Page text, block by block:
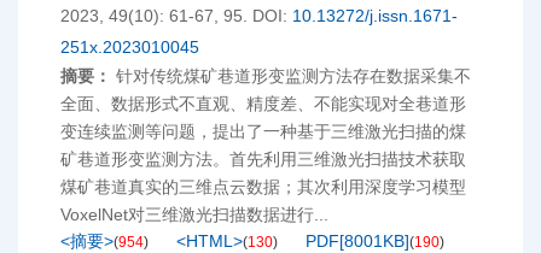
2023, 49(10): 61-67, 95.
DOI: 10.13272/j.issn.1671-
251x.2023010045
摘要： 针对传统煤矿巷道形变监测方法存在数据采集不
全面、数据形式不直观、精度差、不能实现对全巷道形
变连续监测等问题，提出了一种基于三维激光扫描的煤
矿巷道形变监测方法。首先利用三维激光扫描技术获取
煤矿巷道真实的三维点云数据；其次利用深度学习模型
VoxelNet对三维激光扫描数据进行...
<摘要>(954) <HTML>(130) PDF[8001KB](190)